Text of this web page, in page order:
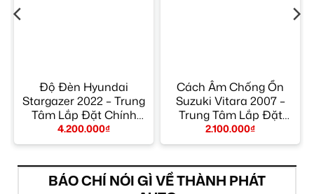
Độ Đèn Hyundai
Stargazer 2022 – Trung
Tâm Lắp Đặt Chính
Hãng Giá Tốt TPHCM
4.200.000₫
Cách Âm Chống Ồn
Suzuki Vitara 2007 –
Trung Tâm Lắp Đặt
Chính Hãng TPHCM
2.100.000₫
BÁO CHÍ NÓI GÌ VỀ THÀNH PHÁT